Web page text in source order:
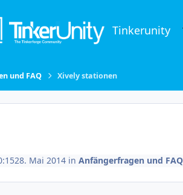
Tinkerunity
und FAQ Xively stationen
28. Mai 2014in Anfängerfragen und FAQ